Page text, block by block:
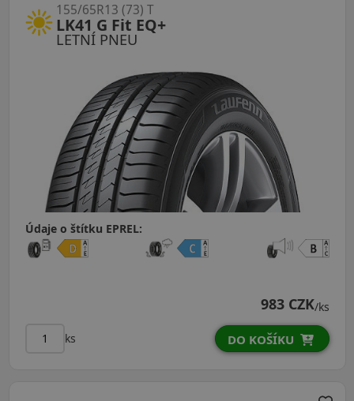
LETNÍ PNEU
LK41 G Fit EQ+
155/65R13 (73) T
Údaje o štítku EPREL:
983 CZK/ks
ks DO KOŠÍKU